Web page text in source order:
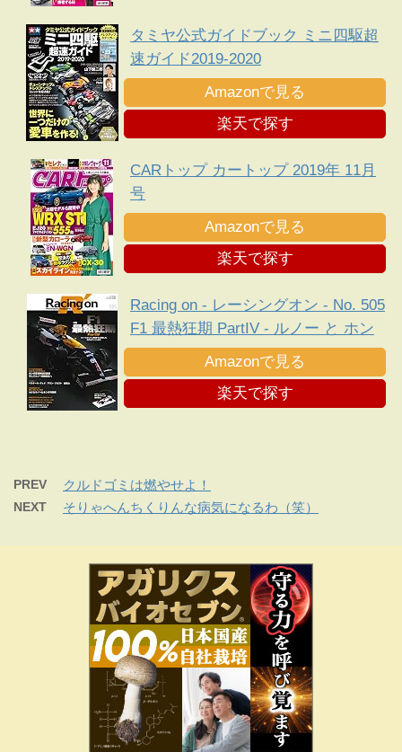
タミヤ公式ガイドブック ミニ四駆超
速ガイド2019-2020
Amazonで見る
楽天で探す
CARトップ カートップ 2019年 11月
号
Amazonで見る
楽天で探す
Racing on - レーシングオン - No. 505
F1 最熱狂期 PartIV - ルノー と ホン
ダ 、新規定下に勃発した熾烈な エン
ジン 戦争 -
Amazonで見る
楽天で探す
PREV クルドゴミは燃やせよ！
NEXT そりゃへんちくりんな病気になるわ（笑）